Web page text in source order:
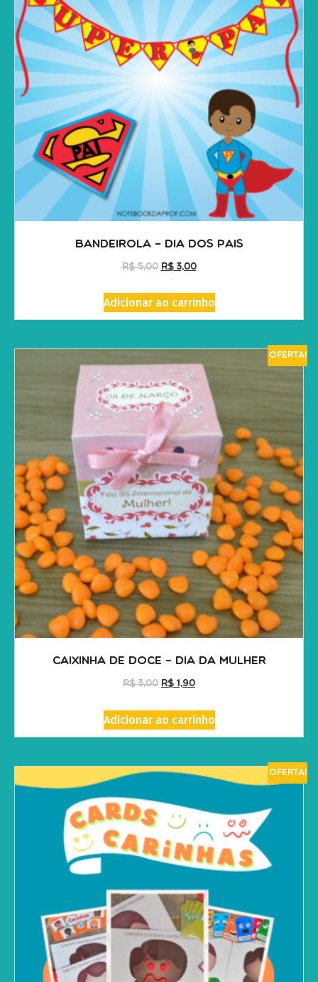
Bandeirola – Dia dos Pais
R$5,00 R$3,00
Adicionar ao carrinho
Oferta!
Caixinha de doce – Dia da Mulher
R$3,00 R$ 1,90
Adicionar ao carrinho
Oferta!